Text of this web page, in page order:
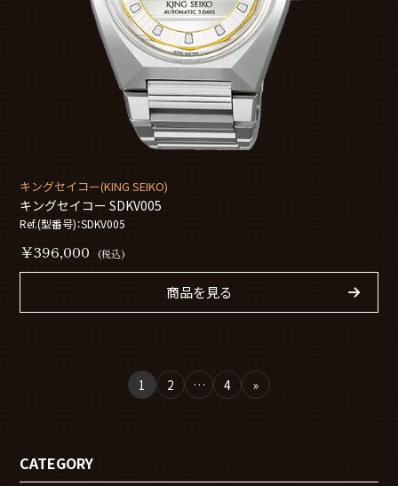
キングセイコー(KING SEIKO)
キングセイコー SDKV005
Ref.(型番号)：SDKV005
￥396,000 (税込)
商品を見る
1 2 … 4 »
CATEGORY